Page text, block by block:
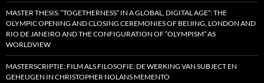
MASTER THESIS: “TOGETHERNESS” IN A GLOBAL, DIGITAL AGE”: THE
OLYMPIC OPENING AND CLOSING CEREMONIES OF BEIJING, LONDON AND
RIO DE JANEIRO AND THE CONFIGURATION OF “OLYMPISM” AS
WORLDVIEW
MASTERSCRIPTIE: FILM ALS FILOSOFIE: DE WERKING VAN SUBJECT EN
GEHEUGEN IN CHRISTOPHER NOLANS MEMENTO